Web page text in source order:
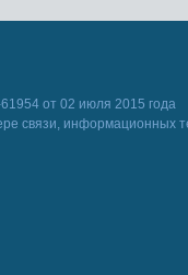
от 02 июля 2015 года
связи, информационных